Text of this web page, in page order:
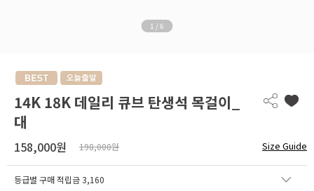
1 /6
14K 18K 데일리 큐브 탄생석 목걸이_
대
158,000원 198,000원 Size Guide
등급별 구매 적립금3,160